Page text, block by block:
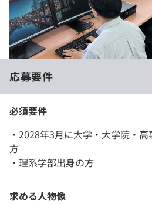
応募要件
必須要件
・2028年3月に大学・大学院・
方
・理系学部出身の方
求める人物像